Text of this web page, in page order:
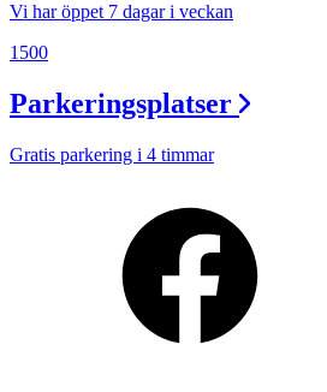
Vi har öppet 7 dagar i veckan
1500
Parkeringsplatser
Gratis parkering i 4 timmar